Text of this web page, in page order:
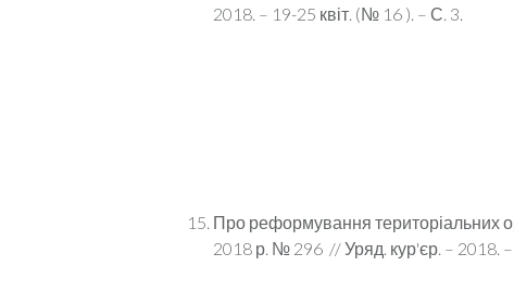
2018. – 19-25 квіт. (№ 16 ). – С. 3.
Про реформування територіальних
2018 р. № 296 // Уряд. кур'єр. – 2018. –